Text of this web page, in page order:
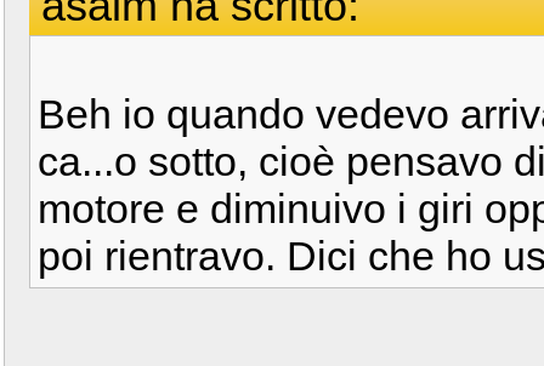
Beh io quando vedevo
ca...o sotto, cioè pensavo
motore e diminuivo i giri
poi rientravo. Dici che ho